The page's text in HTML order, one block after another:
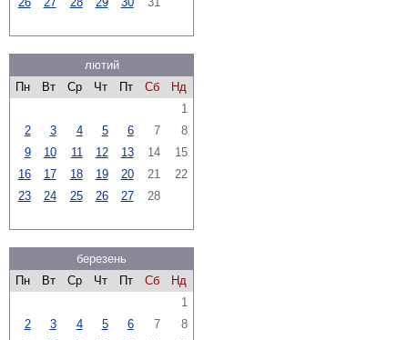
лютий
Пн
Вт Ср Чт Пт Сб
Нд
1
2
3 4 5 6 7
8
9
10 11 12 13 14
15
16
17 18 19 20 21
22
23
24 25 26 27 28
березень
Пн
Вт Ср Чт Пт Сб
Нд
1
2
3 4 5 6 7
8